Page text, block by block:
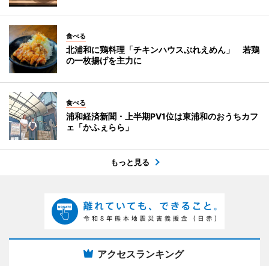
食べる
北浦和に鶏料理「チキンハウスぶれえめん」 若鶏
の一枚揚げを主力に
食べる
浦和経済新聞・上半期PV1位は東浦和のおうちカフ
ェ「かふぇらら」
もっと見る
アクセスランキング